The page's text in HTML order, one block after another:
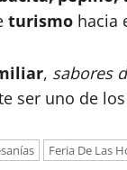
turismo hacia
, sabores
ser uno de los
Feria De Las